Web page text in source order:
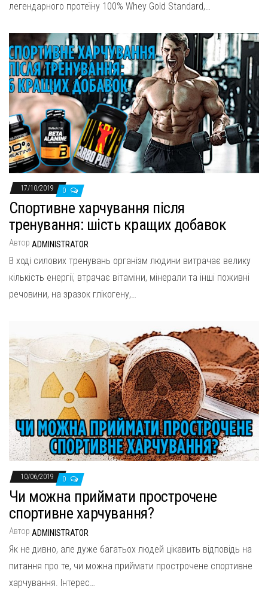
легендарного протеїну 100% Whey Gold Standard,…
17/10/2019 0
Спортивне харчування після
тренування: шість кращих добавок
Автор ADMINISTRATOR
В ході силових тренувань організм людини витрачає велику
кількість енергії, втрачає вітаміни, мінерали та інші поживні
речовини, на зразок глікогену,…
10/06/2019 0
Чи можна приймати прострочене
спортивне харчування?
Автор ADMINISTRATOR
Як не дивно, але дуже багатьох людей цікавить відповідь на
питання про те, чи можна приймати прострочене спортивне
харчування. Інтерес…